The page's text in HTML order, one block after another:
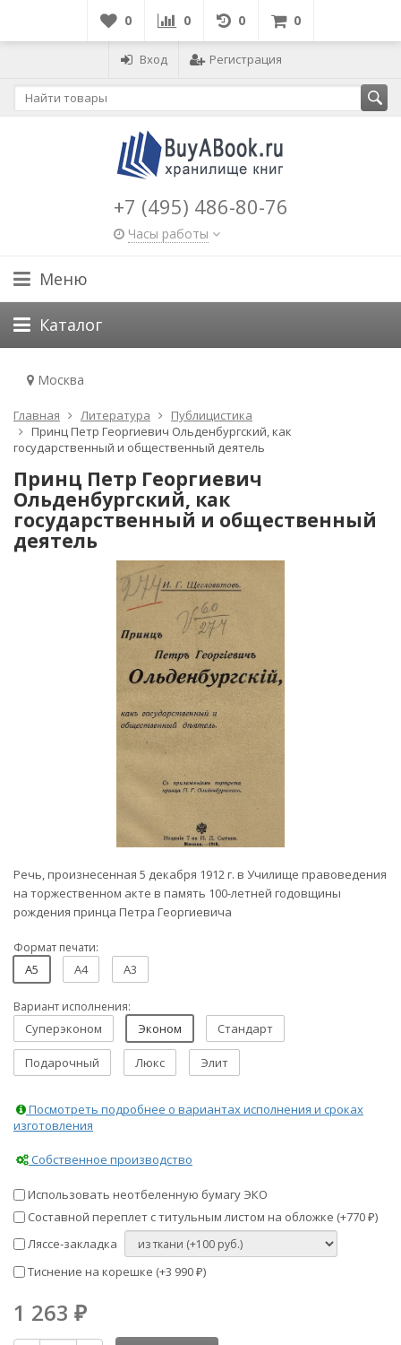
0 0 0 0
Вход Регистрация
+7 (495) 486-80-76
Часы работы
Меню
Каталог
Москва
Главная Литература
Публицистика
Принц Петр Георгиевич Ольденбургский, как
государственный и общественный деятель
Принц Петр Георгиевич
Ольденбургский, как
государственный и общественный
деятель
Речь, произнесенная 5 декабря 1912 г. в Училище правоведения
на торжественном акте в память 100-летней годовщины
рождения принца Петра Георгиевича
Формат печати:
A5 A4 A3
Вариант исполнения:
Суперэконом Эконом Стандарт
Подарочный Люкс Элит
Посмотреть подробнее о вариантах исполнения и сроках
изготовления
Собственное производство
Использовать неотбеленную бумагу ЭКО
Составной переплет с титульным листом на обложке (+770 ₽)
Ляссе-закладка
Тиснение на корешке (+3 990 ₽)
1 263 ₽